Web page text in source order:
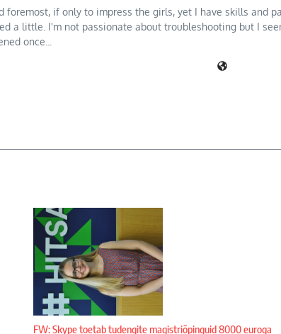
foremost, if only to impress the girls, yet I have skills and
a little. I'm not passionate about troubleshooting but I
once...
FW: Skype toetab tudengite magistriõpinguid 8000 euroga